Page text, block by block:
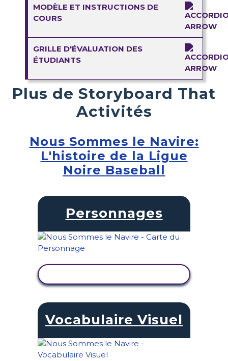
MODÈLE ET INSTRUCTIONS DE
COURS
GRILLE D'ÉVALUATION DES
ÉTUDIANTS
Plus de Storyboard That
Activités
Nous Sommes le Navire:
L'histoire de la Ligue
Noire Baseball
Personnages
Vocabulaire Visuel